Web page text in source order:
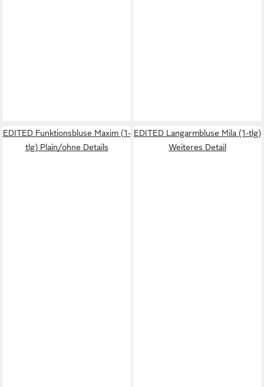
EDITED Funktionsbluse Maxim (1-
tlg) Plain/ohne Details
EDITED Langarmbluse Mila (1-tlg)
Weiteres Detail